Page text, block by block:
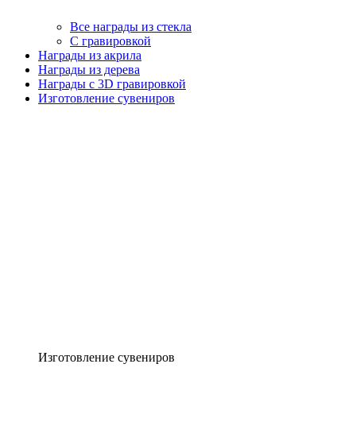
Все награды из стекла
С гравировкой
Награды из акрила
Награды из дерева
Награды с 3D гравировкой
Изготовление сувениров
Изготовление сувениров